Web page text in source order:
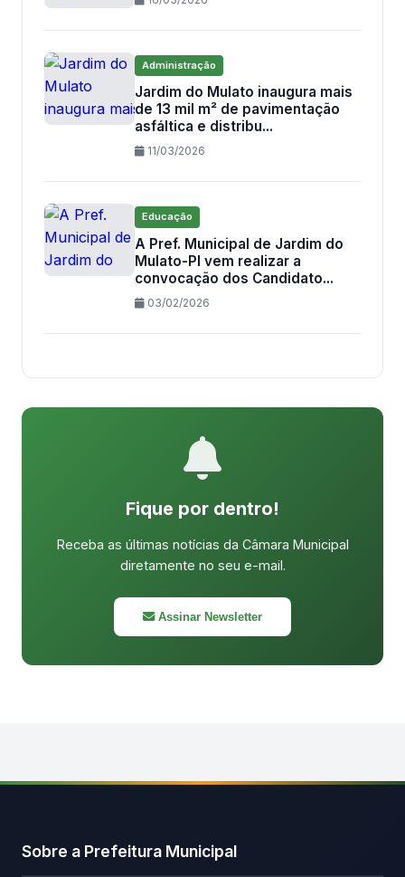
Administração
Jardim do Mulato inaugura mais
de 13 mil m² de pavimentação
asfáltica e distribu...
11/03/2026
Educação
A Pref. Municipal de Jardim do
Mulato-PI vem realizar a
convocação dos Candidato...
03/02/2026
Fique por dentro!
Receba as últimas notícias da Câmara Municipal
diretamente no seu e-mail.
Assinar Newsletter
Sobre a Prefeitura Municipal